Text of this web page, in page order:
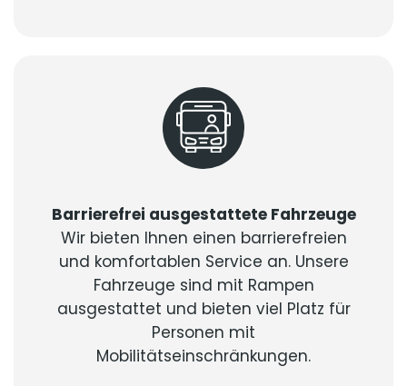
Barrierefrei ausgestattete Fahrzeuge
Wir bieten Ihnen einen barrierefreien
und komfortablen Service an. Unsere
Fahrzeuge sind mit Rampen
ausgestattet und bieten viel Platz für
Personen mit
Mobilitätseinschränkungen.